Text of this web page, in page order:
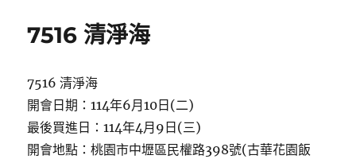
7516 清淨海
7516 清淨海
開會日期：114年6月10日(二)
最後買進日：114年4月9日(三)
開會地點：桃園市中壢區民權路398號(古華花園飯